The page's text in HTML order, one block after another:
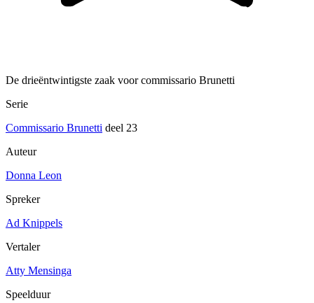
De drieëntwintigste zaak voor commissario Brunetti
Serie
Commissario Brunetti deel 23
Auteur
Donna Leon
Spreker
Ad Knippels
Vertaler
Atty Mensinga
Speelduur